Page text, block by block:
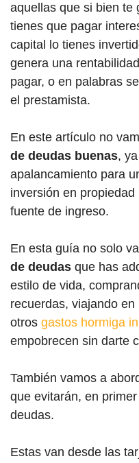
aquellas que si bien te
tienes que pagar
capital lo tienes
genera una
pagar, o en palabras
el prestamista.
En este artículo no
de deudas buenas,
apalancamiento para
inversión en
fuente de ingreso.
En esta guía no solo
de deudas que has
estilo de vida,
recuerdas, viajando
otros gastos hormiga
empobrecen sin darte
También vamos a
que evitarán, en
deudas.
Estas van desde las